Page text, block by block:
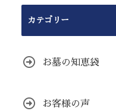
カテゴリー
お墓の知恵袋
お客様の声